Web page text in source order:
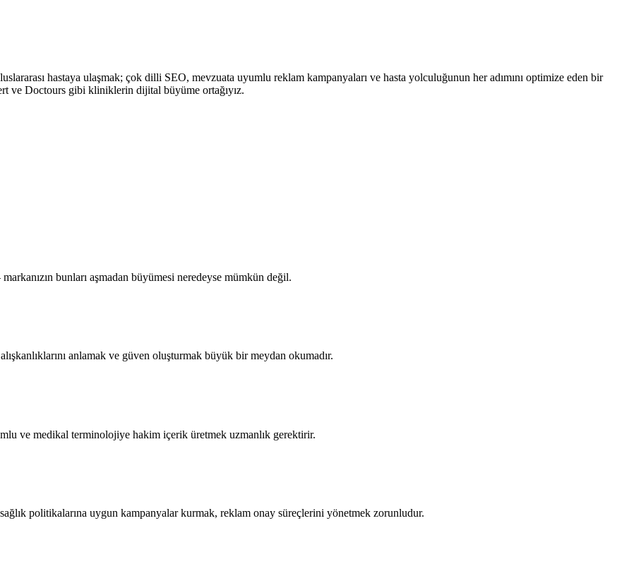
hastaya ulaşmak; çok dilli SEO, mevzuata uyumlu reklam kampanyaları ve hasta yolculuğunun her adımını optimize eden bir
ve Doctours gibi kliniklerin dijital büyüme ortağıyız.
bunları aşmadan büyümesi neredeyse mümkün değil.
anlamak ve güven oluşturmak büyük bir meydan okumadır.
ve medikal terminolojiye hakim içerik üretmek uzmanlık gerektirir.
sağlık politikalarına uygun kampanyalar kurmak, reklam onay süreçlerini yönetmek zorunludur.